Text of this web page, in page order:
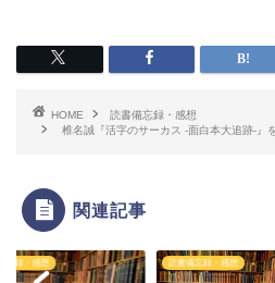
HOME
読書備忘録・感想
椎名誠『活字のサーカス -面白本大追跡-』
関連記事
忘録・感想 読書備忘録・感想